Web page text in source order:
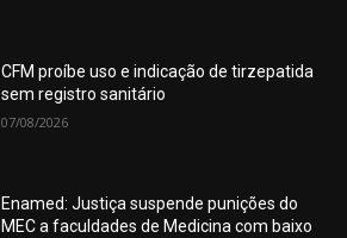
CFM proíbe uso e indicação de tirzepatida
sem registro sanitário
07/08/2026
Enamed: Justiça suspende punições do
MEC a faculdades de Medicina com baixo